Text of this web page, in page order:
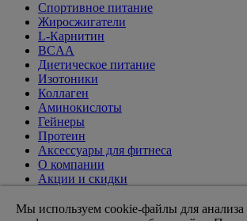
Спортивное питание
Жиросжигатели
L-Карнитин
BCAA
Диетическое питание
Изотоники
Коллаген
Аминокислоты
Гейнеры
Протеин
Аксессуары для фитнеса
О компании
Акции и скидки
Доставка и оплата
Мы используем cookie-файлы для анализа